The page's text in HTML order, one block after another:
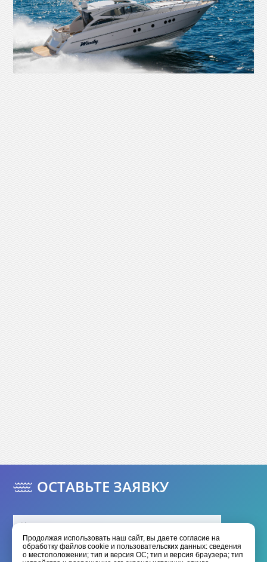
ОСТАВЬТЕ ЗАЯВКУ
Продолжая использовать наш сайт, вы даете согласие на
обработку файлов cookie и пользовательских данных: сведения
о местоположении; тип и версия ОС; тип и версия браузера; тип